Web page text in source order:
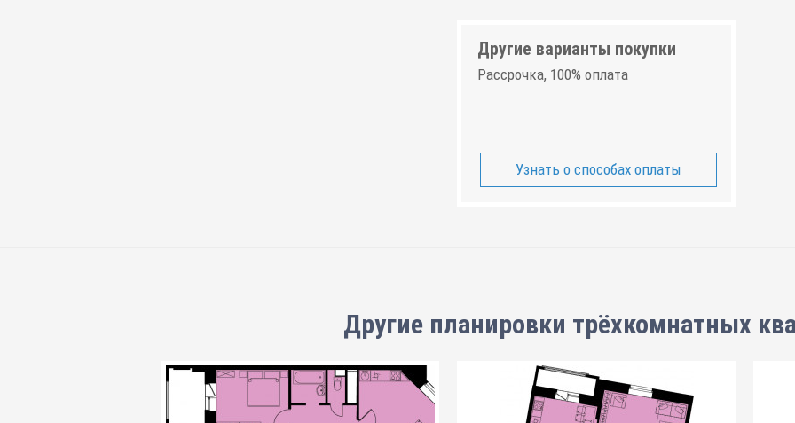
Другие варианты покупки
Рассрочка, 100% оплата
Узнать о способах оплаты
Другие планировки трёхкомнатных